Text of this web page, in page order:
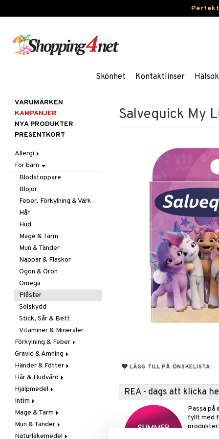
Skönhet Kontaktlinser
Salvequick My
LÄGG TILL PÅ ÖNSKELISTA
REA - dags att klicka
Passa på
fyllt med
produkter!
VARUMÄRKEN
KAMPANJER
NYA PRODUKTER
PRESENTKORT
Allergi
Nässpray
Ögondroppar
Tabletter
För barn
Blodstoppare
Blöjor
Feber, Förkylning & Värk
Hår
Hud
Mage & Tarm
Mun & Tänder
Nappar & Flaskor
Ögon & Öron
Omega
Plåster
Solskydd
Stick, Sår & Bett
Vitaminer & Mineraler
Förkylning & Feber
Feber
Febernedsättande
Barn
Vuxna
Febertermometrar
Halsont & Heshet
Hosta
Munsår
Näsa
Rinnsnuva & Nästäppa
Torr Näsa
Gravid & Amning
Bröstpump
Bröstskydd & Inlägg
Hudvård
Tester
Händer & Fötter
Fotvård
Förhårdnader
Fotcreme
Fotsvamp
Naglar
Skavsårsplåster
Handvård
Handcreme
Handsprit
Naglar
Vårtor
Hår & Hudvård
Ansikte
Acne
Ansiktscremer
Fet hy
Känslig hy
Problemhud
Hår
Håravfall
Hårborttagning
Huvudlöss
Hudbesvär
Acne
Eksem
Kosmetika
Kropp
Hjälpmedel
Bad & Toalett
Gå & Stå
Greppa & Nå
Hygien
Intim
Bindor & Tamponger
Bindor
Tamponger
Inkontinens
Hygien & Tillbehör
Intimbesvär
Mage & Tarm
Ändtarmsbesvär
Förstoppning
Mun & Tänder
Munsår & Blåsor
Naturläkemedel